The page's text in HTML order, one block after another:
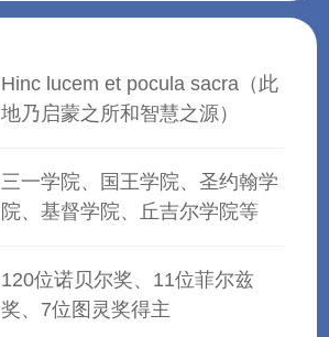
Hinc lucem et pocula sacra（此
地乃启蒙之所和智慧之源）
三一学院、国王学院、圣约翰学
院、基督学院、丘吉尔学院等
120位诺贝尔奖、11位菲尔兹
奖、7位图灵奖得主